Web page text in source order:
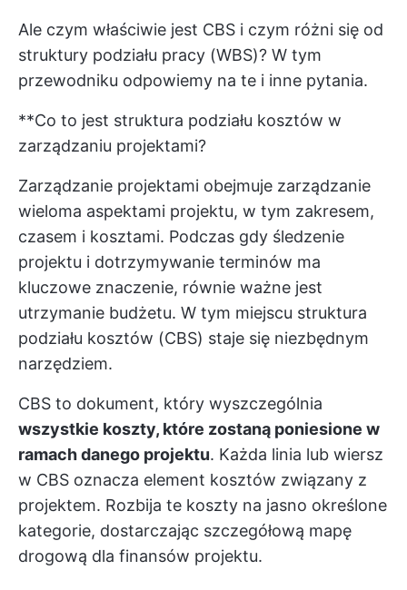
Ale czym właściwie jest CBS i czym różni się od
struktury podziału pracy (WBS)? W tym
przewodniku odpowiemy na te i inne pytania.
**Co to jest struktura podziału kosztów w
zarządzaniu projektami?
Zarządzanie projektami obejmuje zarządzanie
wieloma aspektami projektu, w tym zakresem,
czasem i kosztami. Podczas gdy śledzenie
projektu i dotrzymywanie terminów ma
kluczowe znaczenie, równie ważne jest
utrzymanie budżetu. W tym miejscu struktura
podziału kosztów (CBS) staje się niezbędnym
narzędziem.
CBS to dokument, który wyszczególnia
wszystkie koszty, które zostaną poniesione w
ramach danego projektu. Każda linia lub wiersz
w CBS oznacza element kosztów związany z
projektem. Rozbija te koszty na jasno określone
kategorie, dostarczając szczegółową mapę
drogową dla finansów projektu.